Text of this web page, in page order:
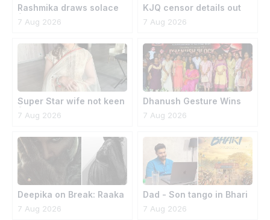
Rashmika draws solace
from them
7 Aug 2026
KJQ censor details out
7 Aug 2026
Super Star wife not keen
for comeback
7 Aug 2026
Dhanush Gesture Wins
Hearts
7 Aug 2026
Deepika on Break: Raaka
on Plan B
7 Aug 2026
Dad - Son tango in Bhari
7 Aug 2026